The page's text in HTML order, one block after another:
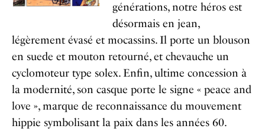
générations, notre héros est
désormais en jean,
légèrement évasé et mocassins. Il porte un blouson
en suede et mouton retourné, et chevauche un
cyclomoteur type solex. Enfin, ultime concession à
la modernité, son casque porte le signe « peace and
love », marque de reconnaissance du mouvement
hippie symbolisant la paix dans les années 60.